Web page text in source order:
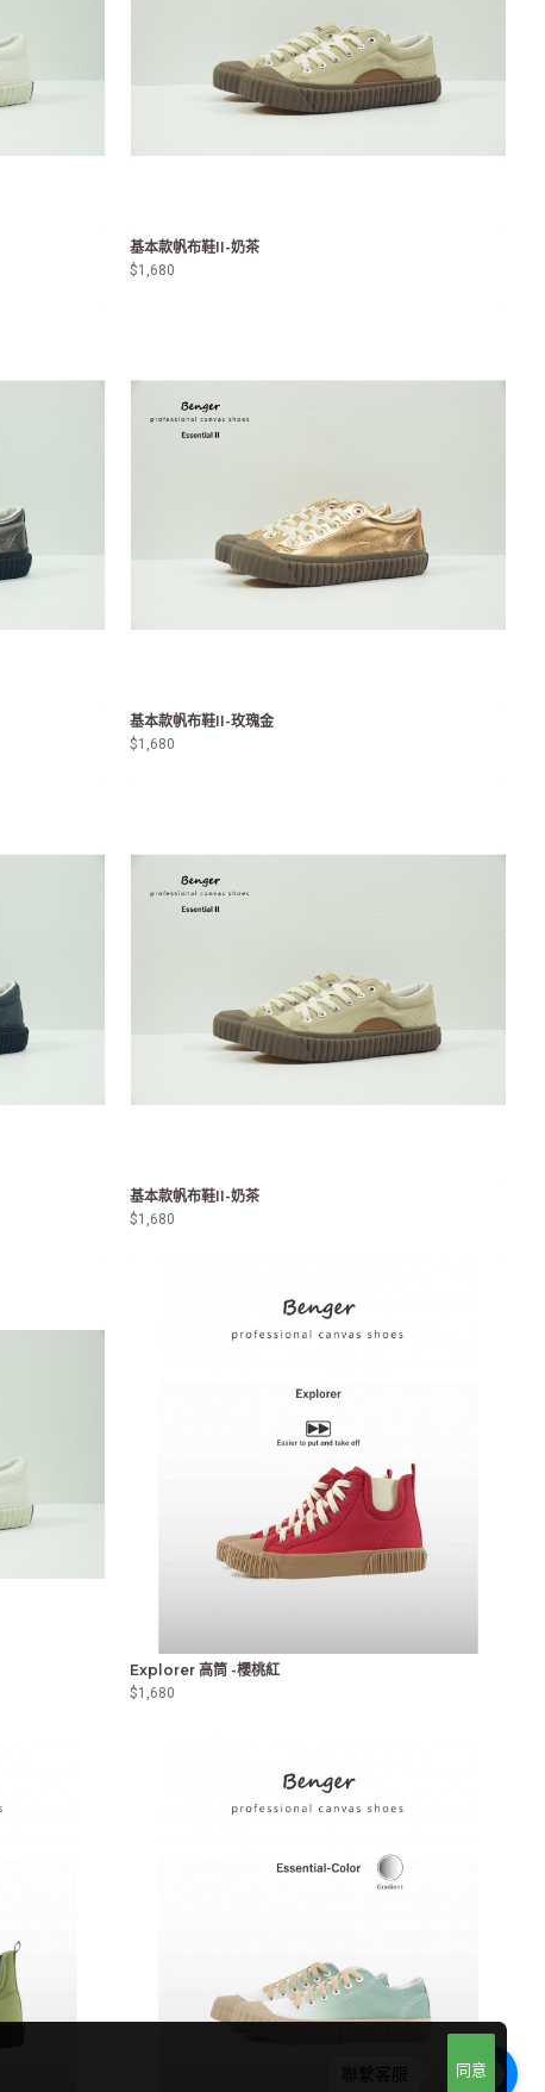
基本款帆布鞋II-奶茶
$1,680
基本款帆布鞋II-玫瑰金
$1,680
基本款帆布鞋II-奶茶
$1,680
Explorer 高筒 -櫻桃紅
$1,680
同意
聯繫客服